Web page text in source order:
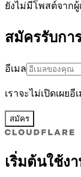
ยังไม่มีโพสต์จาก
สมัครรับกา
อีเมล
เราจะไม่เปิดเผย
สมัคร
เริ่มต้นใช้ง